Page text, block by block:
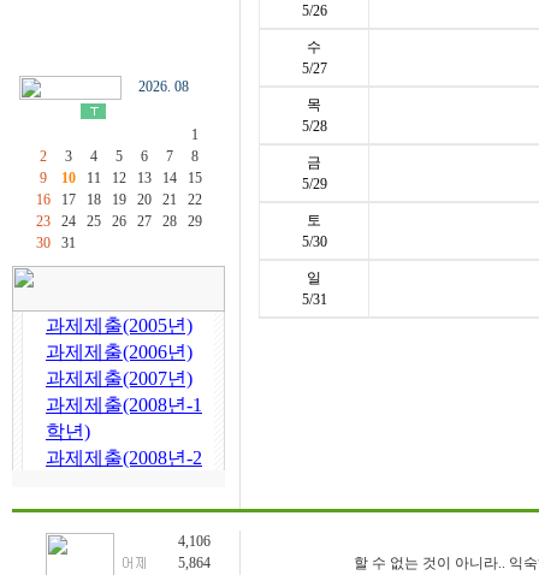
2026. 08
1
2
3 4 5 6 7
8
9
10 11 12 13 14
15
16
17 18 19 20 21
22
23
24 25 26 27 28
29
30
31
5/26
수
5/27
목
5/28
금
5/29
토
5/30
일
5/31
4,106
5,864
할 수 없는 것이 아니라.. 익